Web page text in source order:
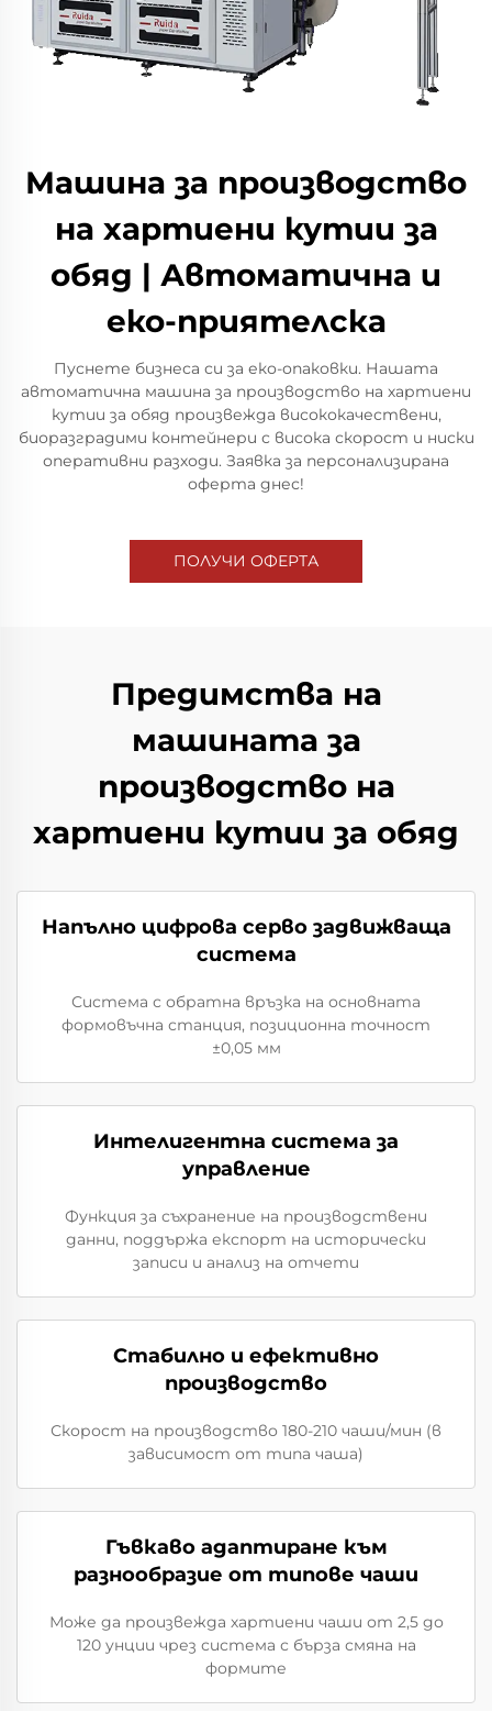
Машина за производство
на хартиени кутии за
обяд | Автоматична и
еко-приятелска
Пуснете бизнеса си за еко-опаковки. Нашата
автоматична машина за производство на хартиени
кутии за обяд произвежда висококачествени,
биоразградими контейнери с висока скорост и ниски
оперативни разходи. Заявка за персонализирана
оферта днес!
ПОЛУЧИ ОФЕРТА
Предимства на
машината за
производство на
хартиени кутии за обяд
Напълно цифрова серво задвижваща
система
Система с обратна връзка на основната
формовъчна станция, позиционна точност
±0,05 мм
Интелигентна система за
управление
Функция за съхранение на производствени
данни, поддържа експорт на исторически
записи и анализ на отчети
Стабилно и ефективно
производство
Скорост на производство 180-210 чаши/мин (в
зависимост от типа чаша)
Гъвкаво адаптиране към
разнообразие от типове чаши
Може да произвежда хартиени чаши от 2,5 до
120 унции чрез система с бърза смяна на
формите